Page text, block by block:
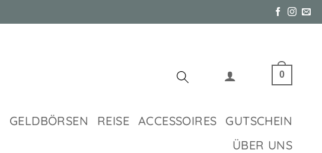
0
GELDBÖRSEN REISE ACCESSOIRES
GUTSCHEIN
ÜBER UNS